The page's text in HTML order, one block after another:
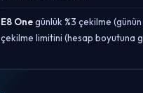
E8 Onegünlük %3 çekilme
çekilme limitini (hesap boyutuna